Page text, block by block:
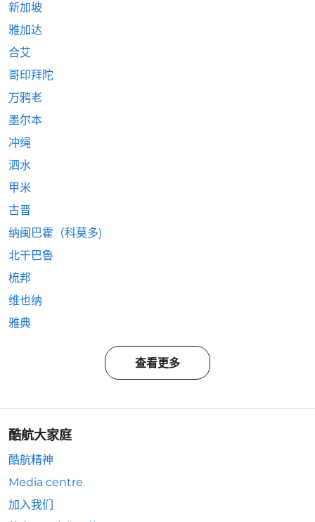
新加坡
雅加达
合艾
哥印拜陀
万鸦老
墨尔本
冲绳
泗水
甲米
古晋
纳闽巴霍（科莫多)
北干巴魯
梳邦
维也纳
雅典
查看更多
酷航大家庭
酷航精神
Media centre
加入我们